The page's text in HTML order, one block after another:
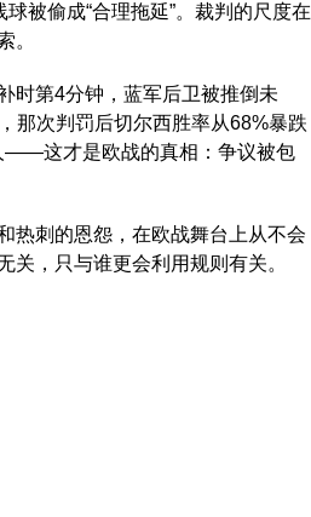
被偷成“合理拖延”。裁判的尺度在
。
时第4分钟，蓝军后卫被推倒未
那次判罚后切尔西胜率从68%暴跌
——这才是欧战的真相：争议被包
热刺的恩怨，在欧战舞台上从不会
，只与谁更会利用规则有关。